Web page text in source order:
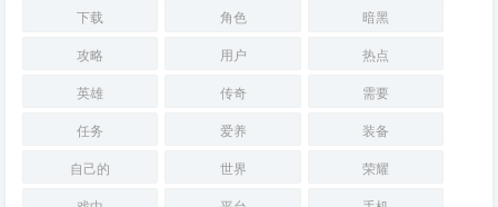
下载
角色
暗黑
攻略
用户
热点
英雄
传奇
需要
任务
爱养
装备
自己的
世界
荣耀